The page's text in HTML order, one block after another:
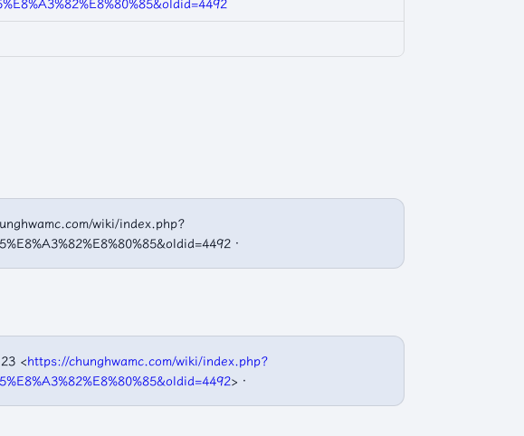
wiki/index.php?
．
<https://chunghwamc.com/wiki/index.php?
>．